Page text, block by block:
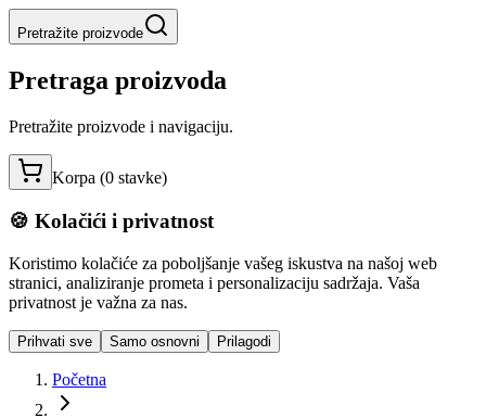
Pretražite proizvode
Pretraga proizvoda
Pretražite proizvode i navigaciju.
Korpa (0 stavke)
🍪 Kolačići i privatnost
Koristimo kolačiće za poboljšanje vašeg iskustva na našoj web
stranici, analiziranje prometa i personalizaciju sadržaja. Vaša
privatnost je važna za nas.
Prihvati sve Samo osnovni Prilagodi
Početna